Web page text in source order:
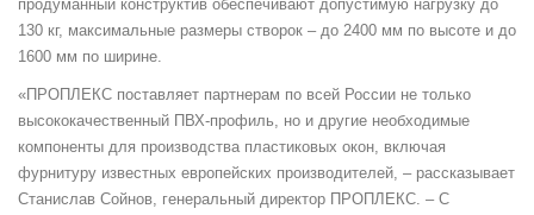
продуманный конструктив обеспечивают допустимую нагрузку до
130 кг, максимальные размеры створок – до 2400 мм по высоте и до
1600 мм по ширине.
«ПРОПЛЕКС поставляет партнерам по всей России не только
высококачественный ПВХ-профиль, но и другие необходимые
компоненты для производства пластиковых окон, включая
фурнитуру известных европейских производителей, – рассказывает
Станислав Сойнов, генеральный директор ПРОПЛЕКС. – С